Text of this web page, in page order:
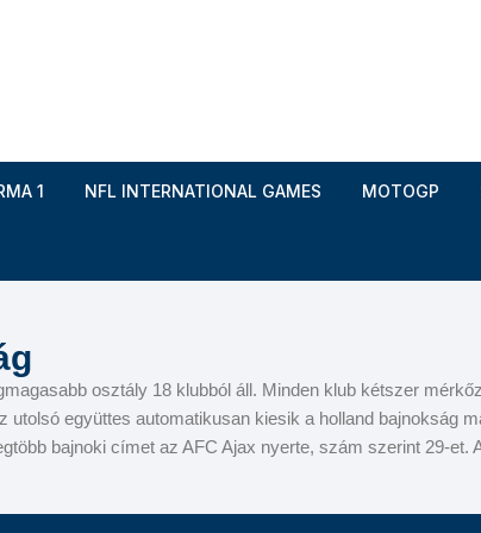
AC Milan
Inter
Masters
d’Italia
1 NFL INTERNATIONAL GAMES MOTOGP
osztály 18 klubból áll. Minden klub kétszer
együttes automatikusan kiesik a holland bajnokság
bajnoki címet az AFC Ajax nyerte, szám szerint 29-